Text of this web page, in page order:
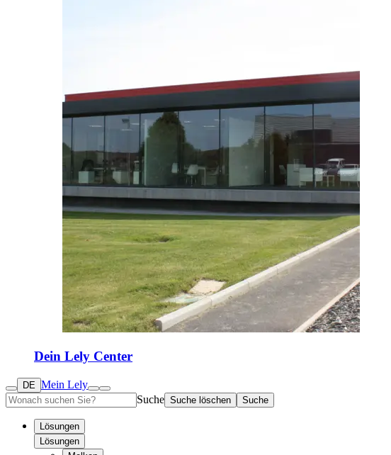
Dein Lely Center
DE Mein Lely
Suche Suche löschen Suche
Lösungen
Lösungen